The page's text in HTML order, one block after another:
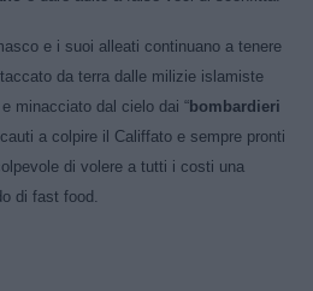
e i suoi alleati continuano a tenere
da terra dalle milizie islamiste
minacciato dal cielo dai “ bombardieri
a colpire il Califfato e sempre pronti
di volere a tutti i costi una
di fast food.